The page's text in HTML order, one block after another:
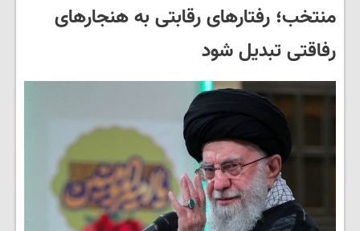
منتخب؛ رفتارهای رقابتی به هنجارهای
رفاقتی تبدیل شود